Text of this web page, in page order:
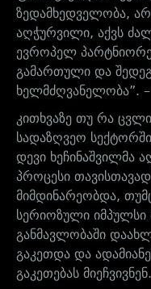
ზედამხედველობა,
აღჭურვილი, აქვს
ევროპელ
გამართული და
ხელმძღვანელობა”. –
კითხვაზე თუ რა
სადაზღვეო
დევი ხეჩინაშვილმა
პროცესი
მიმდინარეობდა,
სერიოზული იმპულსი
განმავლობაში
გაკეთდა და
გაკეთებას მიეჩვივნენ.